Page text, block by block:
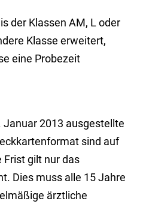
der Klassen AM, L oder
Klasse erweitert,
eine Probezeit
2013 ausgestellte
sind auf
Frist gilt nur das
Dies muss alle 15 Jahre
ärztliche